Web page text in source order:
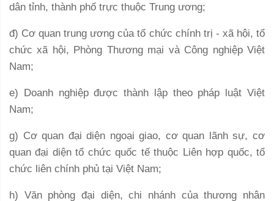
dân tỉnh, thành phố trực thuộc Trung ương;
đ) Cơ quan trung ương của tổ chức chính trị - xã hội, tổ
chức xã hội, Phòng Thương mại và Công nghiệp Việt
Nam;
e) Doanh nghiệp được thành lập theo pháp luật Việt
Nam;
g) Cơ quan đại diện ngoại giao, cơ quan lãnh sự, cơ
quan đại diện tổ chức quốc tế thuộc Liên hợp quốc, tổ
chức liên chính phủ tại Việt Nam;
h) Văn phòng đại diện, chi nhánh của thương nhân